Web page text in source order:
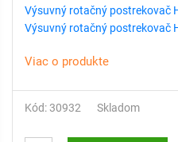
Výsuvný rotačný postrekovač
Výsuvný rotačný postrekovač
Viac o produkte
Kód: 30932 Skladom